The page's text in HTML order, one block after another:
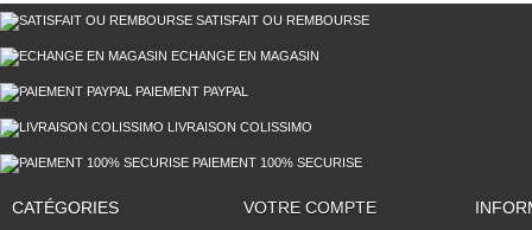
SATISFAIT OU REMBOURSE
ECHANGE EN MAGASIN
PAIEMENT PAYPAL
LIVRAISON COLISSIMO
PAIEMENT 100% SECURISE
CATÉGORIES VOTRE COMPTE